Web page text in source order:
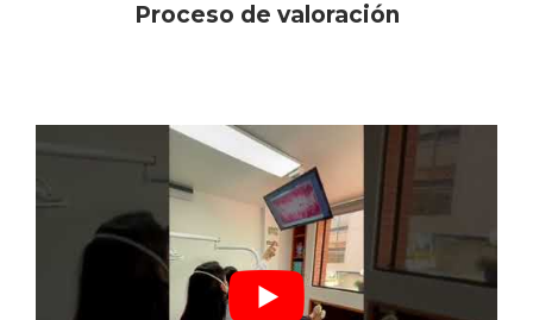
Proceso de valoración